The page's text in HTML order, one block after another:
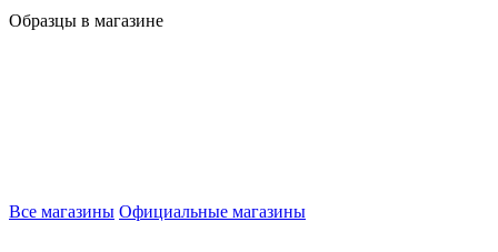
Образцы в магазине
Все магазины Официальные магазины